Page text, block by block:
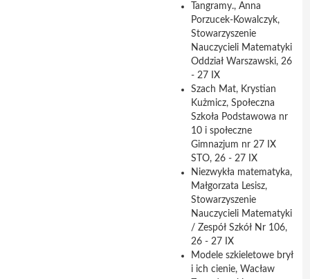
Tangramy., Anna
Porzucek-Kowalczyk,
Stowarzyszenie
Nauczycieli Matematyki
Oddział Warszawski, 26
- 27 IX
Szach Mat, Krystian
Kużmicz, Społeczna
Szkoła Podstawowa nr
10 i społeczne
Gimnazjum nr 27 IX
STO, 26 - 27 IX
Niezwykła matematyka,
Małgorzata Lesisz,
Stowarzyszenie
Nauczycieli Matematyki
/ Zespół Szkół Nr 106,
26 - 27 IX
Modele szkieletowe brył
i ich cienie, Wacław